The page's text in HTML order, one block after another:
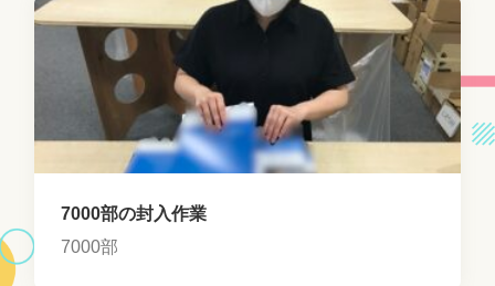
7000部の封入作業
7000部